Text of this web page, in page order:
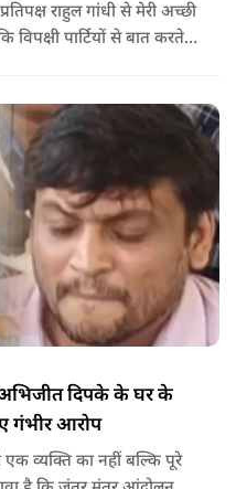
राहुल गांधी से मेरी अच्छी
पार्टियों से बात करते
अभिजीत दिपके के घर के
गंभीर आरोप
एक व्यक्ति का नहीं बल्कि पूरे